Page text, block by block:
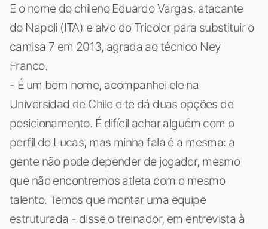
E o nome do chileno Eduardo Vargas, atacante
do Napoli (ITA) e alvo do Tricolor para substituir o
camisa 7 em 2013, agrada ao técnico Ney
Franco.
- É um bom nome, acompanhei ele na
Universidad de Chile e te dá duas opções de
posicionamento. É difícil achar alguém com o
perfil do Lucas, mas minha fala é a mesma: a
gente não pode depender de jogador, mesmo
que não encontremos atleta com o mesmo
talento. Temos que montar uma equipe
estruturada - disse o treinador, em entrevista à